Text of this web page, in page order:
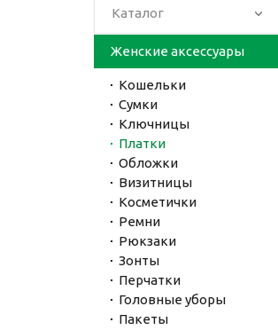
Каталог
Женские аксессуары
Кошельки
Сумки
Ключницы
Платки
Обложки
Визитницы
Косметички
Ремни
Рюкзаки
Зонты
Перчатки
Головные уборы
Пакеты